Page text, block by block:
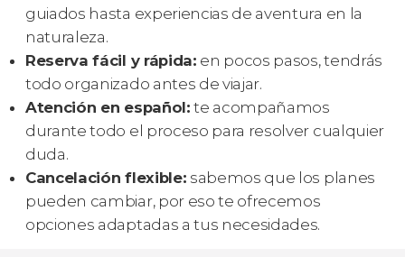
guiados hasta experiencias de aventura en la
naturaleza.
Reserva fácil y rápida: en pocos pasos, tendrás
todo organizado antes de viajar.
Atención en español: te acompañamos
durante todo el proceso para resolver cualquier
duda.
Cancelación flexible: sabemos que los planes
pueden cambiar, por eso te ofrecemos
opciones adaptadas a tus necesidades.